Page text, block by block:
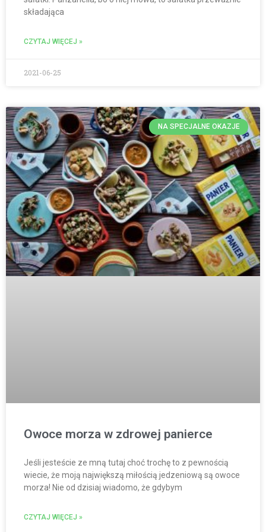
składająca
CZYTAJ WIĘCEJ »
2021-06-25
NA SPECJALNE OKAZJE
Owoce morza w zdrowej panierce
Jeśli jesteście ze mną tutaj choć trochę to z pewnością
wiecie, że moją największą miłością jedzeniową są owoce
morza! Nie od dzisiaj wiadomo, że gdybym
CZYTAJ WIĘCEJ »